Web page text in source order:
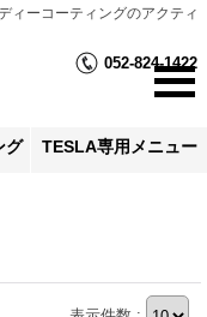
ィーコーティングのアクティ
052-824-1422
グ TESLA専用メニュー